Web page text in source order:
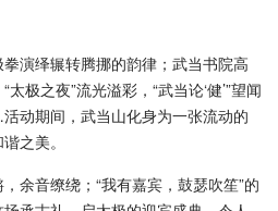
演绎辗转腾挪的韵律；武当书院高
极之夜”流光溢彩，“武当论‘健’”望闻
动期间，武当山化身为一张流动的
之美。
余音缭绕；“我有嘉宾，鼓瑟吹笙”的